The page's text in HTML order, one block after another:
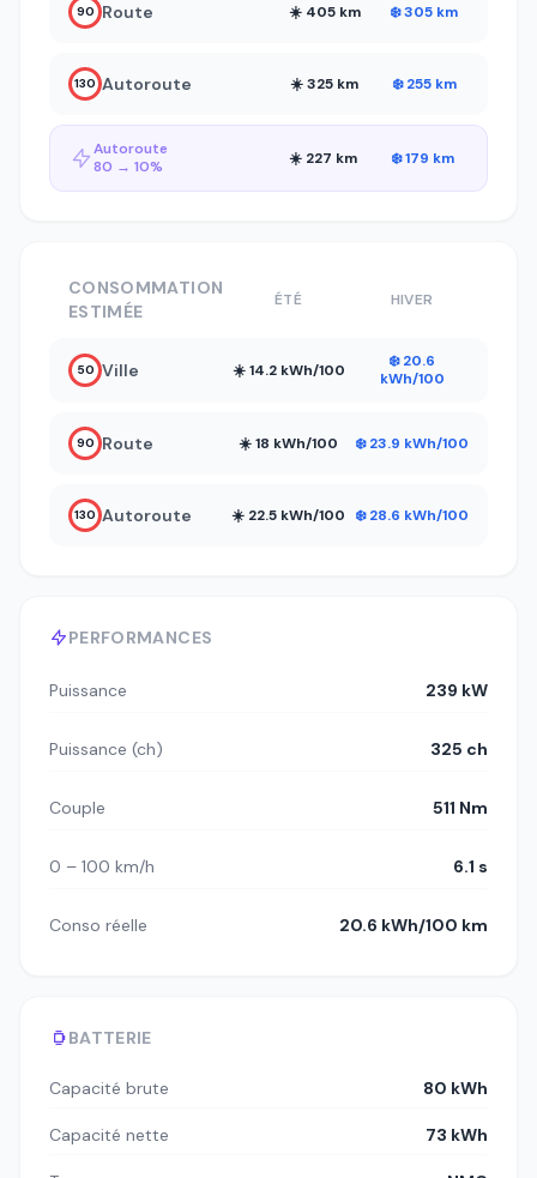
90 Route ☀️ 405 km ❄️ 305 km
130 Autoroute ☀️ 325 km ❄️ 255 km
Autoroute
80 → 10%
☀️ 227 km ❄️ 179 km
PERFORMANCES
Puissance 239 kW
Puissance (ch) 325 ch
Couple 511 Nm
0 – 100 km/h 6.1 s
Conso réelle 20.6 kWh/100 km
BATTERIE
Capacité brute 80 kWh
Capacité nette 73 kWh
CONSOMMATION
ESTIMÉE
ÉTÉ HIVER
50 Ville ☀️ 14.2 kWh/100
❄️ 20.6
kWh/100
90 Route ☀️ 18 kWh/100 ❄️ 23.9 kWh/100
130 Autoroute ☀️ 22.5 kWh/100 ❄️ 28.6 kWh/100